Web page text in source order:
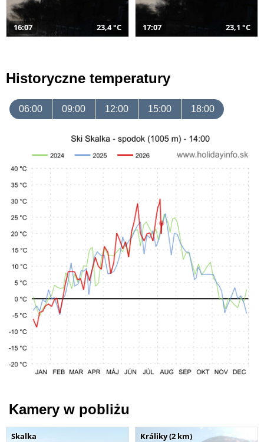
16:07 23,4 °C 17:07 23,1 °C
Historyczne temperatury
06:00 09:00 12:00 15:00 18:00
Kamery w pobliżu
Skalka Králiky (2 km)